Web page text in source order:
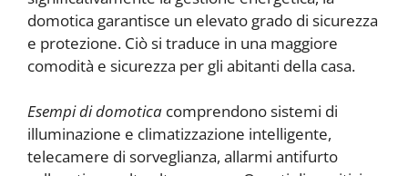
domotica garantisce un elevato grado di sicurezza
e protezione. Ciò si traduce in una maggiore
comodità e sicurezza per gli abitanti della casa.
Esempi di domotica comprendono sistemi di
illuminazione e climatizzazione intelligente,
telecamere di sorveglianza, allarmi antifurto